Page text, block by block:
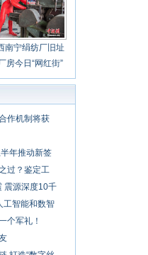
南宁绢纺厂旧址
房今日“网红街”
作机制将获
年推动新签
过？鉴定工
震源深度10千
工智能和数智
个军礼！